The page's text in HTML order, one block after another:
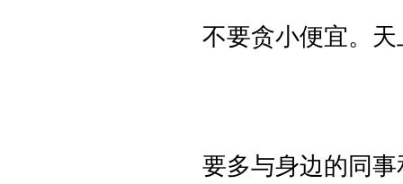
不要贪小便宜。
要多与身边的同